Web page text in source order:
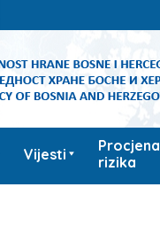
Vijesti
Procjena
rizika